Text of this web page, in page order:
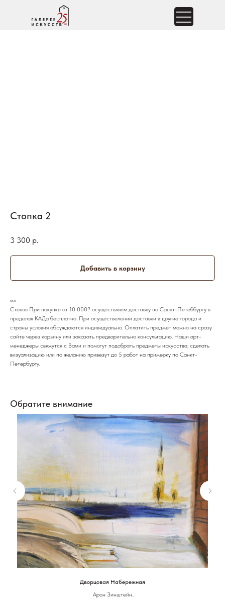
Стопка 2
3 300 р.
Добавить в корзину
мл
Стекло При покупке от 10 000? осуществляем доставку по Санкт-Петеббургу в
пределах КАДа бесплатно. При осуществелении доставки в другие города и
страны условия обсуждаются индивидуально. Оплатить предмет можно на сразу
сайте через корзину или заказать предварительно консультацию. Наши арт-
менеджеры свяжутся с Вами и помогут подобрать предметы искусства, сделать
визуализацию или по желанию привезут до 5 работ на примерку по Санкт-
Петербургу.
Обратите внимание
Дворцовая Набережная
Арон Зинштейн